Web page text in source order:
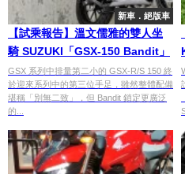
新車．絕版車
【試乘報告】溫文儒雅的雙人坐
騎 SUZUKI「GSX-150 Bandit」
GSX 系列中排量第二小的 GSX-R/S 150 終
於迎來系列中的第三位手足，雖然整體配備
堪稱「別無二致」，但 Bandit 鎖定更廣泛
的...